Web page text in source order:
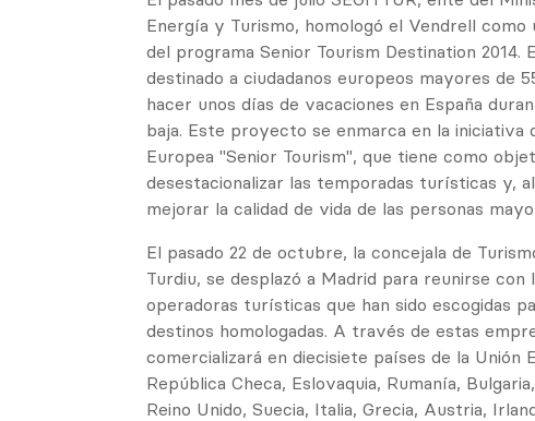
Energía y Turismo, homologó el Vendrell como
del programa Senior Tourism Destination 2014.
destinado a ciudadanos europeos mayores de
hacer unos días de vacaciones en España
baja. Este proyecto se enmarca en la iniciativa
Europea "Senior Tourism", que tiene como
desestacionalizar las temporadas turísticas y,
mejorar la calidad de vida de las personas
El pasado 22 de octubre, la concejala de
Turdiu, se desplazó a Madrid para reunirse con
operadoras turísticas que han sido escogidas
destinos homologadas. A través de estas
comercializará en diecisiete países de la Unión
República Checa, Eslovaquia, Rumanía,
Reino Unido, Suecia, Italia, Grecia, Austria,